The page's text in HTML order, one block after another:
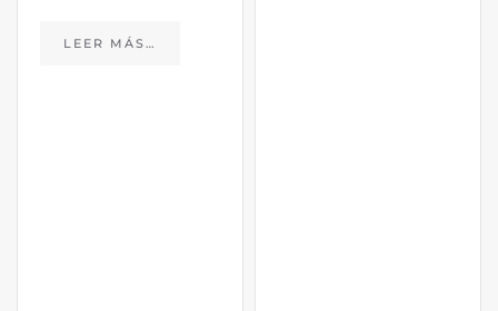
LEER MÁS…